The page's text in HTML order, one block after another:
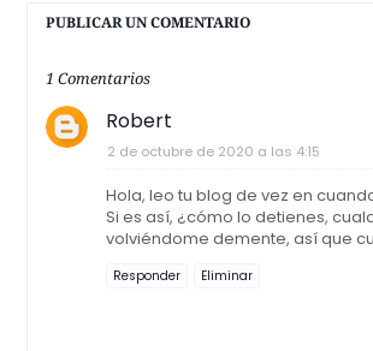
PUBLICAR UN COMENTARIO
1 Comentarios
Robert
2 de octubre de 2020 a las 4:15
Hola, leo tu blog de vez en
Si es así, ¿cómo lo detienes,
volviéndome demente, así que
Responder Eliminar